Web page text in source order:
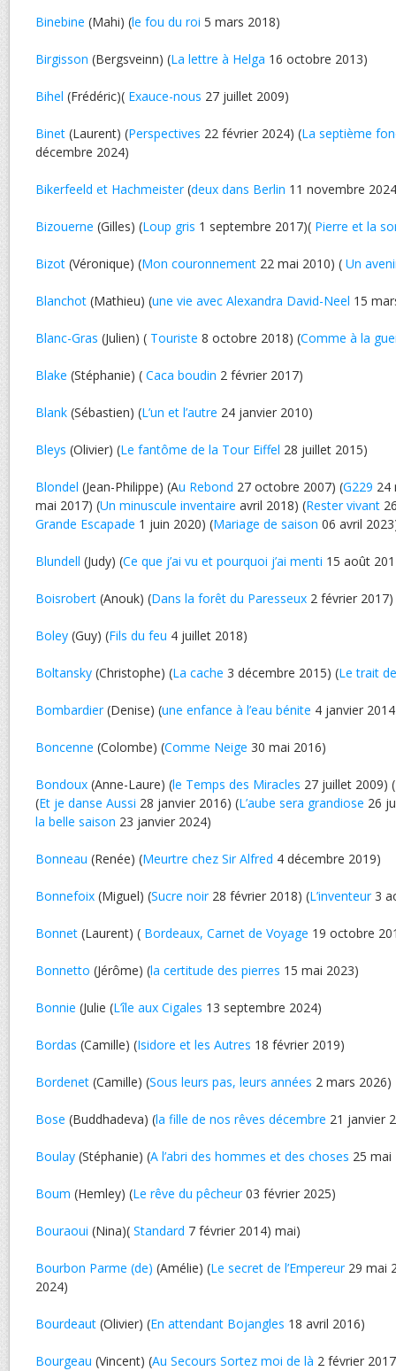
Binebine (Mahi) (le fou du roi 5 mars 2018)
Birgisson (Bergsveinn) (La lettre à Helga 16 octobre 2013)
Bihel (Frédéric)( Exauce-nous 27 juillet 2009)
Binet (Laurent) (Perspectives 22 février 2024) (La septième
décembre 2024)
Bikerfeeld et Hachmeister(deux dans Berlin 11 novembre
Bizouerne (Gilles) (Loup gris 1 septembre 2017)( Pierre et la
Bizot (Véronique) (Mon couronnement 22 mai 2010) ( Un
Blanchot (Mathieu) (une vie avec Alexandra David-Neel 15
Blanc-Gras (Julien) ( Touriste 8 octobre 2018) (Comme à la
Blake (Stéphanie) ( Caca boudin 2 février 2017)
Blank (Sébastien) (L’un et l’autre 24 janvier 2010)
Bleys (Olivier) (Le fantôme de la Tour Eiffel 28 juillet 2015)
Blondel (Jean-Philippe) (Au Rebond 27 octobre 2007) (G229 24
mai 2017) (Un minuscule inventaire avril 2018) (Rester vivant
Grande Escapade 1 juin 2020) (Mariage de saison 06 avril
Blundell (Judy) (Ce que j’ai vu et pourquoi j’ai menti 15 août
Boisrobert (Anouk) (Dans la forêt du Paresseux 2 février 2017)
Boley (Guy) (Fils du feu 4 juillet 2018)
Boltansky (Christophe) (La cache 3 décembre 2015) (Le trait
Bombardier(Denise) (une enfance à l’eau bénite 4 janvier
Boncenne (Colombe) (Comme Neige 30 mai 2016)
Bondoux (Anne-Laure) (le Temps des Miracles 27 juillet 2009) (
(Et je danse Aussi 28 janvier 2016) (L’aube sera grandiose 26
la belle saison 23 janvier 2024)
Bonneau (Renée) (Meurtre chez Sir Alfred 4 décembre 2019)
Bonnefoix (Miguel) (Sucre noir28 février 2018) (L’inventeur3
Bonnet (Laurent) ( Bordeaux, Carnet de Voyage 19 octobre
Bonnetto (Jérôme) (la certitude des pierres 15 mai 2023)
Bonnie (Julie (L’île aux Cigales 13 septembre 2024)
Bordas (Camille) (Isidore et les Autres 18 février 2019)
Bordenet (Camille) (Sous leurs pas, leurs années 2 mars 2026)
Bose (Buddhadeva) (la fille de nos rêves décembre 21 janvier
Boulay (Stéphanie) (A l’abri des hommes et des choses 25 mai
Boum (Hemley) (Le rêve du pêcheur03 février 2025)
Bouraoui (Nina)( Standard 7 février 2014) mai)
Bourbon Parme (de) (Amélie) (Le secret de l’Empereur 29 mai
2024)
Bourdeaut (Olivier) (En attendant Bojangles 18 avril 2016)
Bourgeau (Vincent) (Au Secours Sortez moi de là 2 février